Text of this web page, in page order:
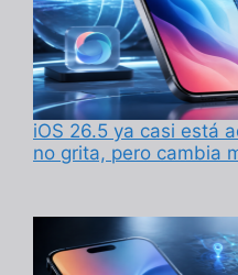
iOS 26.5 ya casi está
no grita, pero cambia